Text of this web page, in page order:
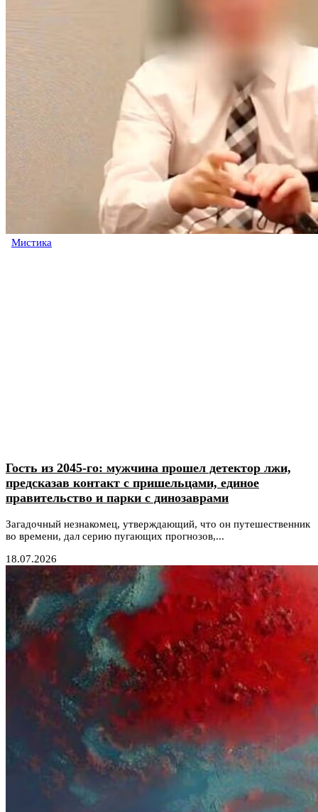
Мистика
Гость из 2045-го: мужчина прошел детектор лжи,
предсказав контакт с пришельцами, единое
правительство и парки с динозаврами
Загадочный незнакомец, утверждающий, что он путешественник
во времени, дал серию пугающих прогнозов,...
18.07.2026